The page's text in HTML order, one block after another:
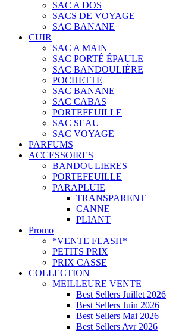
SAC A DOS
SACS DE VOYAGE
SAC BANANE
CUIR
SAC A MAIN
SAC PORTÉ ÉPAULE
SAC BANDOULIÈRE
POCHETTE
SAC BANANE
SAC CABAS
PORTEFEUILLE
SAC SEAU
SAC VOYAGE
PARFUMS
ACCESSOIRES
BANDOULIERES
PORTEFEUILLE
PARAPLUIE
TRANSPARENT
CANNE
PLIANT
Promo
*VENTE FLASH*
PETITS PRIX
PRIX CASSE
COLLECTION
MEILLEURE VENTE
Best Sellers Juillet 2026
Best Sellers Juin 2026
Best Sellers Mai 2026
Best Sellers Avr 2026